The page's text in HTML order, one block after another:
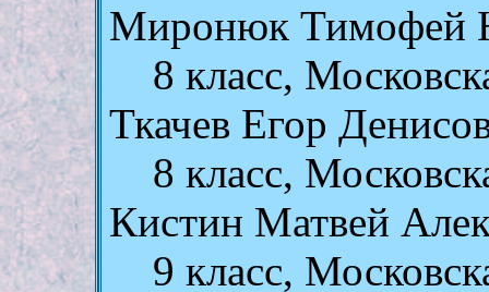
Миронюк Тимофей
8 класс,
Ткачев Егор
8 класс,
Кистин Матвей
9 класс,